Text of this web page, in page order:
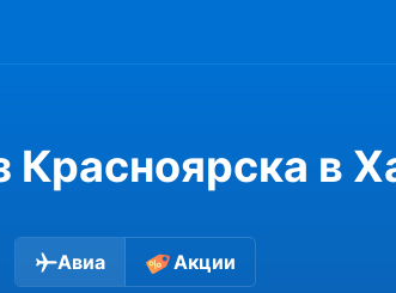
Красноярска в
Авиа Акции